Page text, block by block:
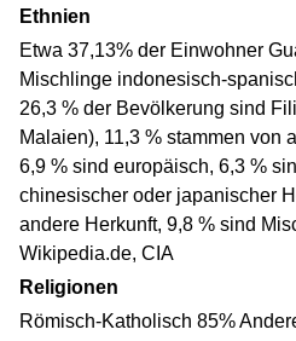
Ethnien
Etwa 37,13% der Einwohner
Mischlinge indonesisch-
26,3 % der Bevölkerung sind
Malaien), 11,3 % stammen von
6,9 % sind europäisch, 6,3 %
chinesischer oder japanischer
andere Herkunft, 9,8 % sind
Wikipedia.de, CIA
Religionen
Römisch-Katholisch 85%